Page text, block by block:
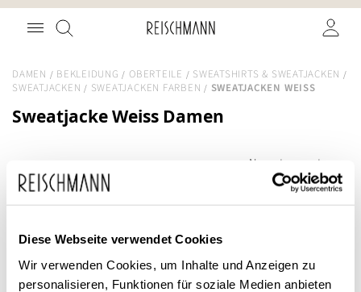
Diese Webseite verwendet Cookies
Wir verwenden Cookies, um Inhalte und Anzeigen zu
personalisieren, Funktionen für soziale Medien anbieten
Zum
Inhalt
Suche
DAMEN BEKLEIDUNG OBERTEILE
SWEATSHIRTS & SWEATJACKEN
SWEATJACKEN
SWEATJACKEN FARBEN SWEATJACKEN WEISS
Sweatjacke Weiss Damen